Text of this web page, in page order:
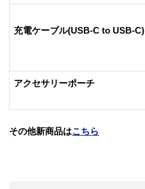
充電ケーブル(USB-C to USB-C)
アクセサリーポーチ
その他新商品はこちら